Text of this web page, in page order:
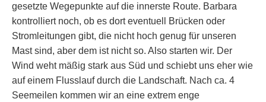
gesetzte Wegepunkte auf die innerste Route. Barbara
kontrolliert noch, ob es dort eventuell Brücken oder
Stromleitungen gibt, die nicht hoch genug für unseren
Mast sind, aber dem ist nicht so. Also starten wir. Der
Wind weht mäßig stark aus Süd und schiebt uns eher wie
auf einem Flusslauf durch die Landschaft. Nach ca. 4
Seemeilen kommen wir an eine extrem enge